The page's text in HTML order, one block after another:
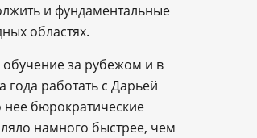
и фундаментальные
областях.
за рубежом и в
года работать с Дарьей
бюрократические
намного быстрее, чем